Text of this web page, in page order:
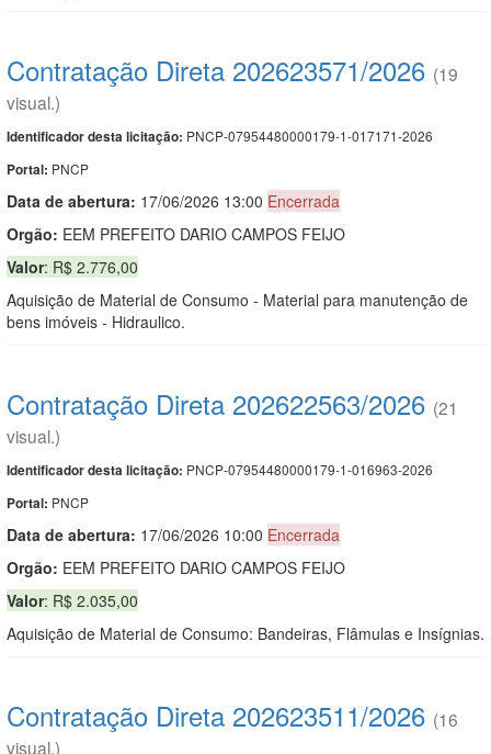
Contratação Direta 202623571/2026 (19
visual.)
Identificador desta licitação: PNCP-07954480000179-1-017171-2026
Portal: PNCP
Data de abertura: 17/06/2026 13:00 Encerrada
Orgão: EEM PREFEITO DARIO CAMPOS FEIJO
Valor: R$ 2.776,00
Aquisição de Material de Consumo - Material para manutenção de
bens imóveis - Hidraulico.
Contratação Direta 202622563/2026 (21
visual.)
Identificador desta licitação: PNCP-07954480000179-1-016963-2026
Portal: PNCP
Data de abertura: 17/06/2026 10:00 Encerrada
Orgão: EEM PREFEITO DARIO CAMPOS FEIJO
Valor: R$ 2.035,00
Aquisição de Material de Consumo: Bandeiras, Flâmulas e Insígnias.
Contratação Direta 202623511/2026 (16
visual.)